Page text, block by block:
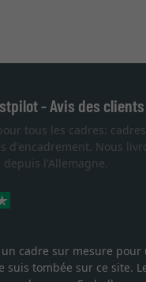
- Avis des clients
tous les cadres:
d'encadrement. Nous
depuis l'Allemagne.
cadre sur mesure pour une
tombée sur ce site. Le